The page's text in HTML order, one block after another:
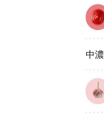
中